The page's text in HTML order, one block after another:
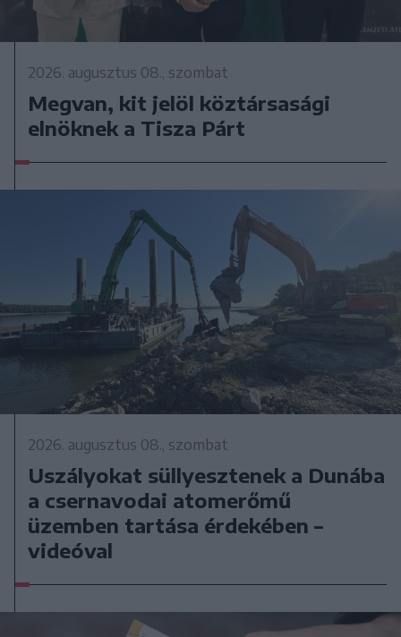
2026. augusztus 08., szombat
Megvan, kit jelöl köztársasági
elnöknek a Tisza Párt
2026. augusztus 08., szombat
Uszályokat süllyesztenek a Dunába
a csernavodai atomerőmű
üzemben tartása érdekében –
videóval